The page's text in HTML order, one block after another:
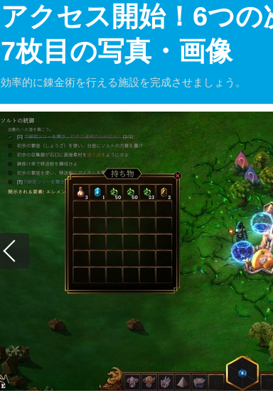
アクセス開始！6つ
7枚目の写真・画像
効率的に錬金術を行える施設を完成させましょう。